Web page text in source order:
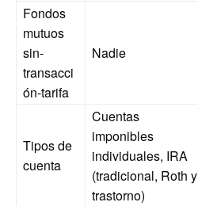
Fondos
mutuos
sin-
transacci
ón-tarifa
Nadie
Tipos de
cuenta
Cuentas
imponibles
individuales, IRA
(tradicional, Roth y
trastorno)